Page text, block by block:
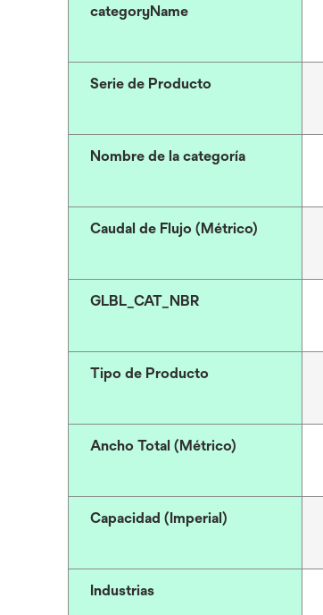
categoryName
Serie de Producto
Nombre de la categoría
Caudal de Flujo (Métrico)
GLBL_CAT_NBR
Tipo de Producto
Ancho Total (Métrico)
Capacidad (Imperial)
Industrias